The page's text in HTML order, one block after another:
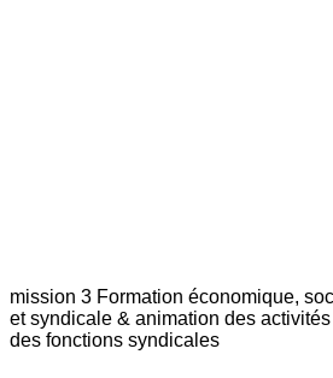
mission 3 Formation économique,
et syndicale & animation des
des fonctions syndicales